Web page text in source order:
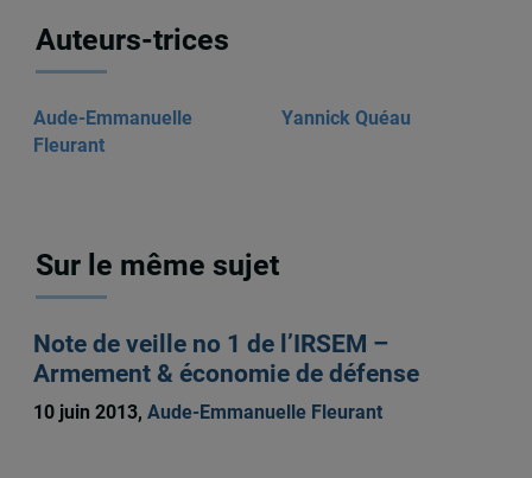
Auteurs-trices
Aude-Emmanuelle
Fleurant
Yannick Quéau
Sur le même sujet
Note de veille no 1 de l’IRSEM –
Armement & économie de défense
10 juin 2013, Aude-Emmanuelle Fleurant